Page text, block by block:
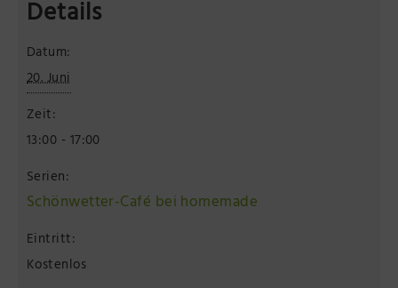
Details
Datum:
20. Juni
Zeit:
13:00 - 17:00
Serien:
Schönwetter-Café bei homemade
Eintritt:
Kostenlos